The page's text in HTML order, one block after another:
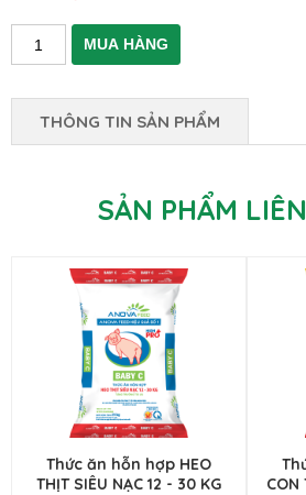
THÔNG TIN SẢN PHẨM
SẢN PHẨM
Thức ăn hỗn hợp HEO
THỊT SIÊU NẠC 12 - 30 KG
CON